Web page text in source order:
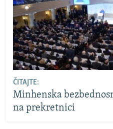
ČITAJTE:
Minhenska
na prekretnici